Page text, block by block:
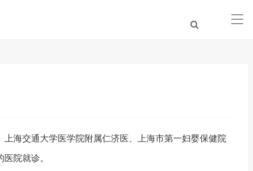
海交通大学医学院附属仁济医、上海市第一妇婴保健院
院就诊。